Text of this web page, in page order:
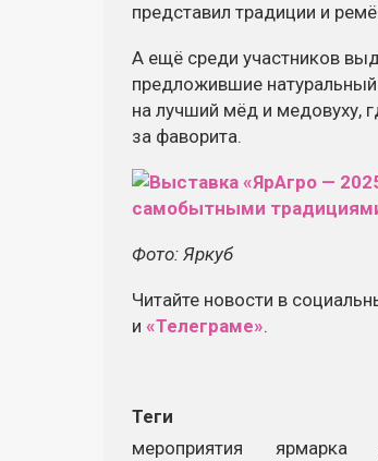
представил традиции и
А ещё среди участников
предложившие
на лучший мёд и медовуху,
за фаворита.
Фото: Яркуб
Читайте новости в
и «Телеграме».
Теги
мероприятия
ярмарка